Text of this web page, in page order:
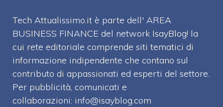
Tech Attualissimo.it è parte dell' AREA
BUSINESS FINANCE del network IsayBlog! la
cui rete editoriale comprende siti tematici di
informazione indipendente che contano sul
contributo di appassionati ed esperti del settore.
Per pubblicità, comunicati e
collaborazioni: info@isayblog.com